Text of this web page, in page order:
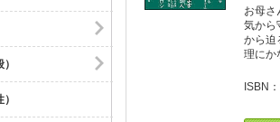
お母さ
気から
から迫
理にか
ISBN